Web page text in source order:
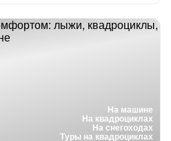
На машине
На квадроциклах
На снегоходах
Туры на квадроциклах